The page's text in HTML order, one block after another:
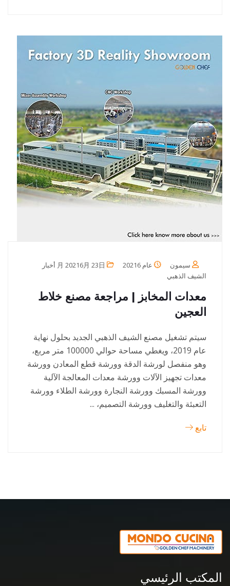
سيمون عام 20216 月 20216月 23日
أخبار
الشيف الذهبي
معدات المخابز | مراجعة مصنع خلاط
العجين
سيتم تشغيل مصنع الشيف الذهبي الجديد بحلول نهاية
عام 2019، ويغطي مساحة حوالي 100000 متر مربع،
وهو منفصل لورشة الدقة وورشة قطع المعادن وورشة
معدات تجهيز الآلات وورشة معدات المعالجة الآلية
وورشة المسبك وورشة النجارة وورشة الطلاء وورشة
التعبئة والتغليف وورشة التصميم، ...
تابع
المكتب الرئيسي